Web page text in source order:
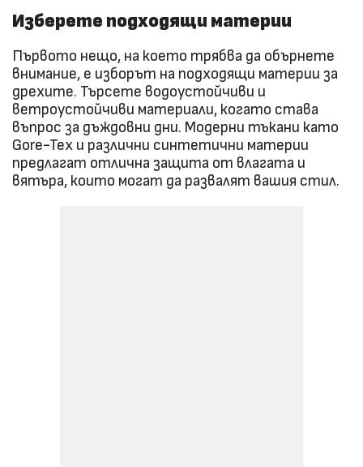
Изберете подходящи материи
Първото нещо, на което трябва да обърнете
внимание, е изборът на подходящи материи за
дрехите. Търсете водоустойчиви и
ветроустойчиви материали, когато става
въпрос за дъждовни дни. Модерни тъкани като
Gore-Tex и различни синтетични материи
предлагат отлична защита от влагата и
вятъра, които могат да развалят вашия стил.